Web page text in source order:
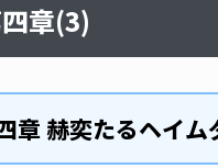
章(3)
章 赫奕たるヘイ